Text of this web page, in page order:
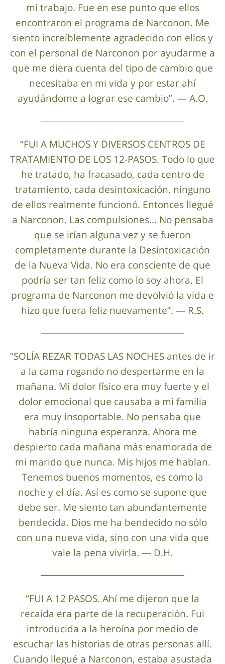
mi trabajo. Fue en ese punto que ellos
encontraron el programa de Narconon. Me
siento increíblemente agradecido con ellos y
con el personal de Narconon por ayudarme a
que me diera cuenta del tipo de cambio que
necesitaba en mi vida y por estar ahí
ayudándome a lograr ese cambio”. — A.O.
“FUI A MUCHOS Y DIVERSOS CENTROS DE
TRATAMIENTO DE LOS 12-PASOS. Todo lo que
he tratado, ha fracasado, cada centro de
tratamiento, cada desintoxicación, ninguno
de ellos realmente funcionó. Entonces llegué
a Narconon. Las compulsiones... No pensaba
que se irían alguna vez y se fueron
completamente durante la Desintoxicación
de la Nueva Vida. No era consciente de que
podría ser tan feliz como lo soy ahora. El
programa de Narconon me devolvió la vida e
hizo que fuera feliz nuevamente”. — R.S.
“SOLÍA REZAR TODAS LAS NOCHES antes de ir
a la cama rogando no despertarme en la
mañana. Mi dolor físico era muy fuerte y el
dolor emocional que causaba a mi familia
era muy insoportable. No pensaba que
habría ninguna esperanza. Ahora me
despierto cada mañana más enamorada de
mi marido que nunca. Mis hijos me hablan.
Tenemos buenos momentos, es como la
noche y el día. Así es como se supone que
debe ser. Me siento tan abundantemente
bendecida. Dios me ha bendecido no sólo
con una nueva vida, sino con una vida que
vale la pena vivirla. — D.H.
“FUI A 12 PASOS. Ahí me dijeron que la
recaída era parte de la recuperación. Fui
introducida a la heroína por medio de
escuchar las historias de otras personas allí.
Cuando llegué a Narconon, estaba asustada